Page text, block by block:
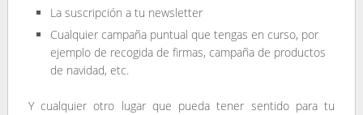
La suscripción a tu newsletter
Cualquier campaña puntual que tengas en curso, por
ejemplo de recogida de firmas, campaña de productos
de navidad, etc.
Y cualquier otro lugar que pueda tener sentido para tu